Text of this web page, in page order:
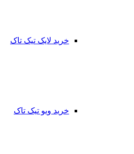
خرید لایک تیک تاک
خرید ویو تیک تاک